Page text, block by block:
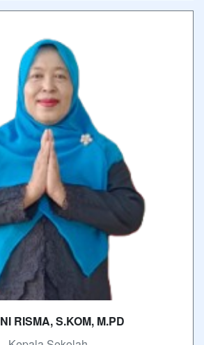
RISMA, S.KOM, M.PD